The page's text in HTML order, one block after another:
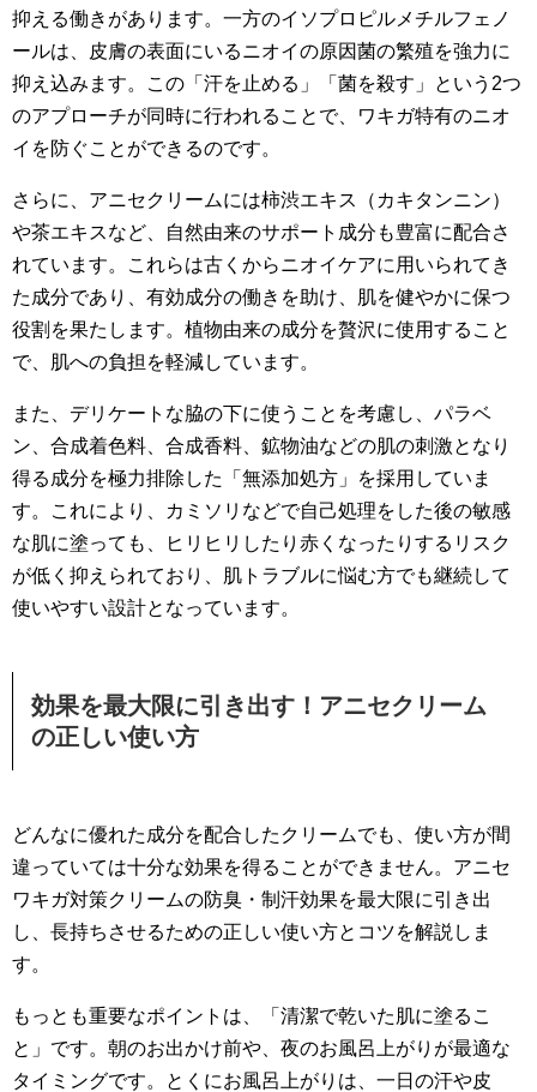
抑える働きがあります。一方のイソプロピルメチルフェノ
ールは、皮膚の表面にいるニオイの原因菌の繁殖を強力に
抑え込みます。この「汗を止める」「菌を殺す」という2つ
のアプローチが同時に行われることで、ワキガ特有のニオ
イを防ぐことができるのです。
さらに、アニセクリームには柿渋エキス（カキタンニン）
や茶エキスなど、自然由来のサポート成分も豊富に配合さ
れています。これらは古くからニオイケアに用いられてき
た成分であり、有効成分の働きを助け、肌を健やかに保つ
役割を果たします。植物由来の成分を贅沢に使用すること
で、肌への負担を軽減しています。
また、デリケートな脇の下に使うことを考慮し、パラベ
ン、合成着色料、合成香料、鉱物油などの肌の刺激となり
得る成分を極力排除した「無添加処方」を採用していま
す。これにより、カミソリなどで自己処理をした後の敏感
な肌に塗っても、ヒリヒリしたり赤くなったりするリスク
が低く抑えられており、肌トラブルに悩む方でも継続して
使いやすい設計となっています。
効果を最大限に引き出す！アニセクリーム
の正しい使い方
どんなに優れた成分を配合したクリームでも、使い方が間
違っていては十分な効果を得ることができません。アニセ
ワキガ対策クリームの防臭・制汗効果を最大限に引き出
し、長持ちさせるための正しい使い方とコツを解説しま
す。
もっとも重要なポイントは、「清潔で乾いた肌に塗るこ
と」です。朝のお出かけ前や、夜のお風呂上がりが最適な
タイミングです。とくにお風呂上がりは、一日の汗や皮